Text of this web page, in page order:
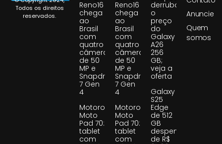
Todos os direitos
reservados.
Reno16
chega
ao
Brasil
com
quatro
câmeras
de 50
MP e
Snapdragon
7 Gen
4
Motorola
Moto
Pad 70:
tablet
com
Reno16
chega
ao
Brasil
com
quatro
câmeras
de 50
MP e
Snapdragon
7 Gen
4
Motorola
Moto
Pad 70:
tablet
com
derruba
o
preço
do
Galaxy
A26
256
GB;
veja a
oferta
Galaxy
S25
Edge
de 512
GB
despenca
de R$
Anuncie
Quem
somos